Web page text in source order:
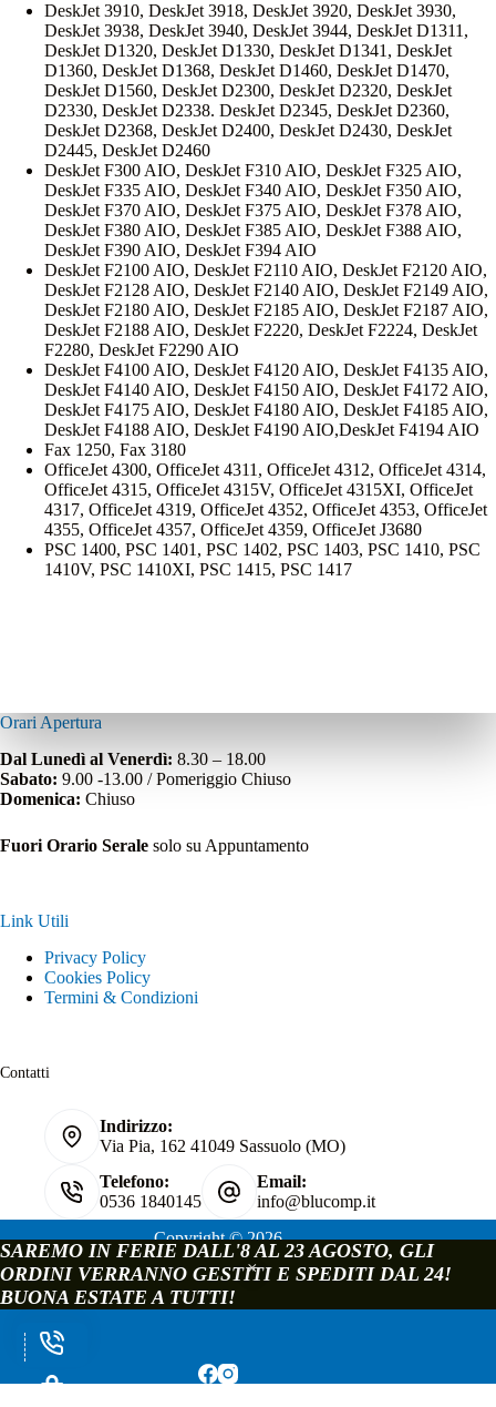
SAREMO IN FERIE DALL'8 AL 23 AGOSTO, GLI
ORDINI VERRANNO GESTITI E SPEDITI DAL 24!
BUONA ESTATE A TUTTI!
DeskJet 3910, DeskJet 3918, DeskJet 3920, DeskJet 3930,
DeskJet 3938, DeskJet 3940, DeskJet 3944, DeskJet D1311,
DeskJet D1320, DeskJet D1330, DeskJet D1341, DeskJet
D1360, DeskJet D1368, DeskJet D1460, DeskJet D1470,
DeskJet D1560, DeskJet D2300, DeskJet D2320, DeskJet
D2330, DeskJet D2338. DeskJet D2345, DeskJet D2360,
DeskJet D2368, DeskJet D2400, DeskJet D2430, DeskJet
D2445, DeskJet D2460
DeskJet F300 AIO, DeskJet F310 AIO, DeskJet F325 AIO,
DeskJet F335 AIO, DeskJet F340 AIO, DeskJet F350 AIO,
DeskJet F370 AIO, DeskJet F375 AIO, DeskJet F378 AIO,
DeskJet F380 AIO, DeskJet F385 AIO, DeskJet F388 AIO,
DeskJet F390 AIO, DeskJet F394 AIO
DeskJet F2100 AIO, DeskJet F2110 AIO, DeskJet F2120 AIO,
DeskJet F2128 AIO, DeskJet F2140 AIO, DeskJet F2149 AIO,
DeskJet F2180 AIO, DeskJet F2185 AIO, DeskJet F2187 AIO,
DeskJet F2188 AIO, DeskJet F2220, DeskJet F2224, DeskJet
F2280, DeskJet F2290 AIO
DeskJet F4100 AIO, DeskJet F4120 AIO, DeskJet F4135 AIO,
DeskJet F4140 AIO, DeskJet F4150 AIO, DeskJet F4172 AIO,
DeskJet F4175 AIO, DeskJet F4180 AIO, DeskJet F4185 AIO,
DeskJet F4188 AIO, DeskJet F4190 AIO,DeskJet F4194 AIO
Fax 1250, Fax 3180
OfficeJet 4300, OfficeJet 4311, OfficeJet 4312, OfficeJet 4314,
OfficeJet 4315, OfficeJet 4315V, OfficeJet 4315XI, OfficeJet
4317, OfficeJet 4319, OfficeJet 4352, OfficeJet 4353, OfficeJet
4355, OfficeJet 4357, OfficeJet 4359, OfficeJet J3680
PSC 1400, PSC 1401, PSC 1402, PSC 1403, PSC 1410, PSC
1410V, PSC 1410XI, PSC 1415, PSC 1417
Orari Apertura
Dal Lunedì al Venerdì: 8.30 – 18.00
Sabato: 9.00 -13.00 / Pomeriggio Chiuso
Domenica: Chiuso
Fuori Orario Serale solo su Appuntamento
Link Utili
Privacy Policy
Cookies Policy
Termini & Condizioni
Contatti
Indirizzo:
Via Pia, 162 41049 Sassuolo (MO)
Telefono:
0536 1840145
Email:
info@blucomp.it
Copyright © 2026
Blucomp Snc di Padovani Matteo e c.
P.IVA e C.F. 02241070362
Via Pia, 162 - 41049 Sassuolo - Modena